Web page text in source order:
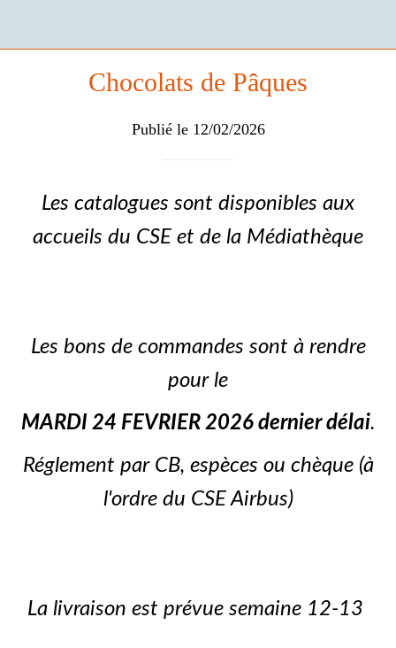
Chocolats de Pâques
Publié le 12/02/2026
Les catalogues sont disponibles aux
accueils du CSE et de la Médiathèque
Les bons de commandes sont à rendre
pour le
MARDI 24 FEVRIER 2026 dernier délai.
Réglement par CB, espèces ou chèque (à
l'ordre du CSE Airbus)
La livraison est prévue semaine 12-13